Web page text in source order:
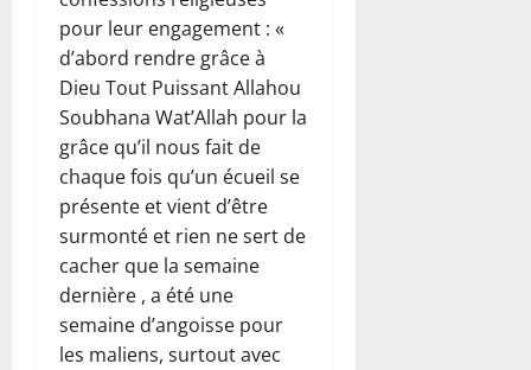
pour leur engagement : «
d’abord rendre grâce à
Dieu Tout Puissant Allahou
Soubhana Wat’Allah pour la
grâce qu’il nous fait de
chaque fois qu’un écueil se
présente et vient d’être
surmonté et rien ne sert de
cacher que la semaine
dernière , a été une
semaine d’angoisse pour
les maliens, surtout avec